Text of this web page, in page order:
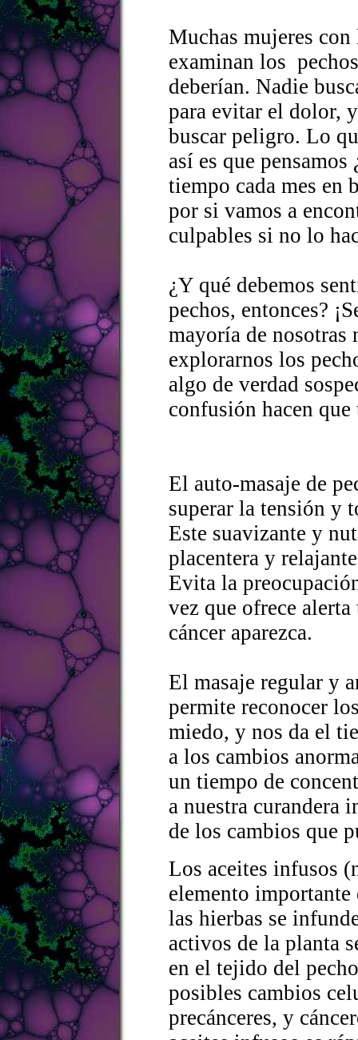
Muchas mujeres con
examinan los
deberían. Nadie
para evitar el dolor,
buscar peligro. Lo
así es que
tiempo cada mes en
por si vamos a
culpables si no lo
¿Y qué debemos
pechos, entonces?
mayoría de nosotras
explorarnos los
algo de verdad
confusión hacen
El auto-masaje de
superar la tensión y
Este suavizante y
placentera y
Evita la
vez que ofrece alerta
cáncer aparezca.
El masaje regular y
permite reconocer
miedo, y nos da el
a los cambios
un tiempo de
a nuestra curandera
de los cambios que
Los aceites infusos
elemento importante
las hierbas se
activos de la planta
en el tejido del
posibles cambios
precánceres, y